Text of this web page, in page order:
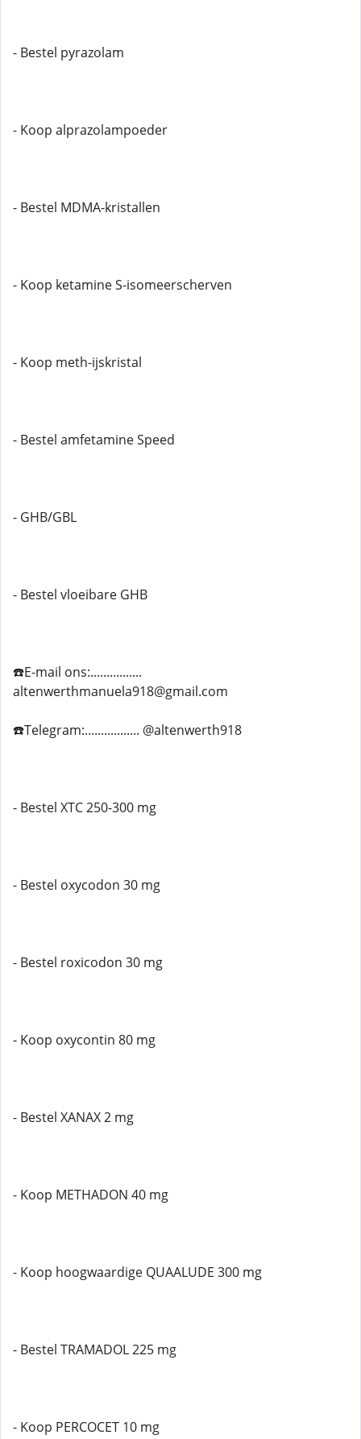
- Bestel pyrazolam
- Koop alprazolampoeder
- Bestel MDMA-kristallen
- Koop ketamine S-isomeerscherven
- Koop meth-ijskristal
- Bestel amfetamine Speed
- GHB/GBL
- Bestel vloeibare GHB
☎️E-mail ons:................
altenwerthmanuela918@gmail.com
☎️Telegram:................. @altenwerth918
- Bestel XTC 250-300 mg
- Bestel oxycodon 30 mg
- Bestel roxicodon 30 mg
- Koop oxycontin 80 mg
- Bestel XANAX 2 mg
- Koop METHADON 40 mg
- Koop hoogwaardige QUAALUDE 300 mg
- Bestel TRAMADOL 225 mg
- Koop PERCOCET 10 mg